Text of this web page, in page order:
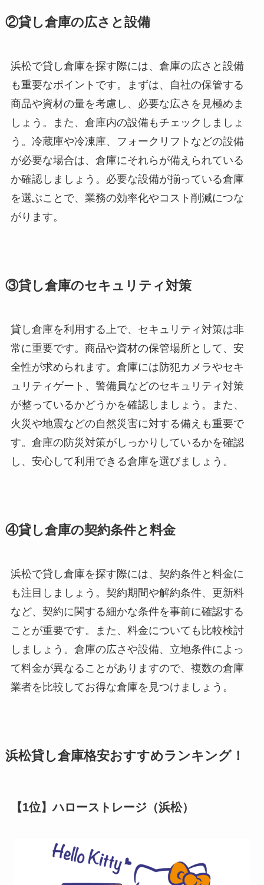
②貸し倉庫の広さと設備
浜松で貸し倉庫を探す際には、倉庫の広さと設備
も重要なポイントです。まずは、自社の保管する
商品や資材の量を考慮し、必要な広さを見極めま
しょう。また、倉庫内の設備もチェックしましょ
う。冷蔵庫や冷凍庫、フォークリフトなどの設備
が必要な場合は、倉庫にそれらが備えられている
か確認しましょう。必要な設備が揃っている倉庫
を選ぶことで、業務の効率化やコスト削減につな
がります。
③貸し倉庫のセキュリティ対策
貸し倉庫を利用する上で、セキュリティ対策は非
常に重要です。商品や資材の保管場所として、安
全性が求められます。倉庫には防犯カメラやセキ
ュリティゲート、警備員などのセキュリティ対策
が整っているかどうかを確認しましょう。また、
火災や地震などの自然災害に対する備えも重要で
す。倉庫の防災対策がしっかりしているかを確認
し、安心して利用できる倉庫を選びましょう。
④貸し倉庫の契約条件と料金
浜松で貸し倉庫を探す際には、契約条件と料金に
も注目しましょう。契約期間や解約条件、更新料
など、契約に関する細かな条件を事前に確認する
ことが重要です。また、料金についても比較検討
しましょう。倉庫の広さや設備、立地条件によっ
て料金が異なることがありますので、複数の倉庫
業者を比較してお得な倉庫を見つけましょう。
浜松貸し倉庫格安おすすめランキング！
【1位】ハローストレージ（浜松）